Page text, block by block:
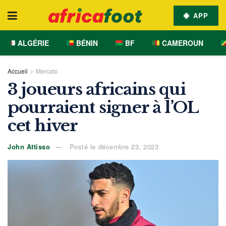
APP
ALGÉRIE BÉNIN BF CAMEROUN
Accueil Mercato
3 joueurs africains qui
pourraient signer à l’OL
cet hiver
John Attisso Posté le décembre 23, 2023